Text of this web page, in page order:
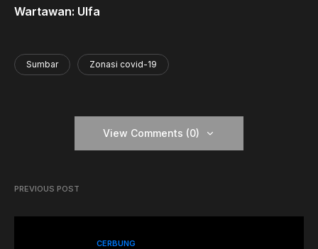
Wartawan: Ulfa
Sumbar Zonasi covid-19
View Comments (0)
PREVIOUS POST
CERBUNG